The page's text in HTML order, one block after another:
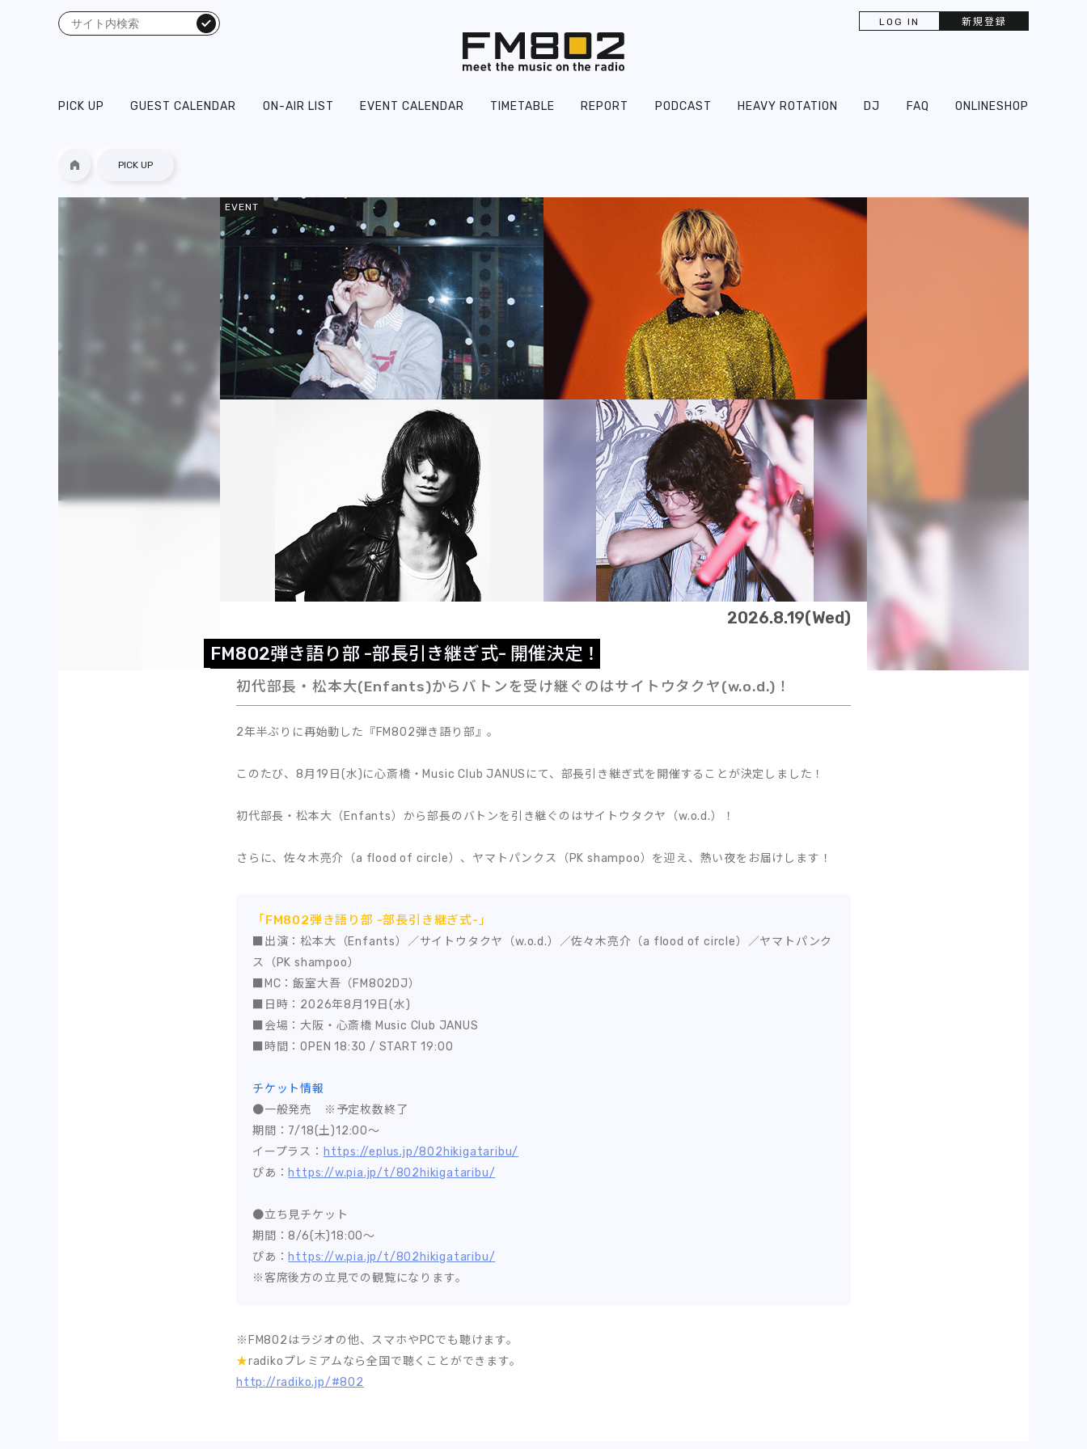
LOG IN 新規登録
検索
PICK UP GUEST CALENDAR ON-AIR LIST EVENT CALENDAR TIMETABLE REPORT PODCAST HEAVY ROTATION DJ FAQ ONLINESHOP
PICK UP
EVENT
2026.8.19(Wed)
FM802弾き語り部 -部長引 き継ぎ式- 開催決定 ！
初代部長・松本大(Enfants)からバトンを受け継ぐのはサイトウタクヤ(w.o.d.)！
2年半ぶりに再始動した『FM802弾き語り部』。
このたび、8月19日(水)に心斎橋・Music Club JANUSにて、部長引き継ぎ式を開催することが決定しました！
初代部長・松本大（Enfants）から部長のバトンを引き継ぐのはサイトウタクヤ（w.o.d.）！
さらに、佐々木亮介（a flood of circle）、ヤマトパンクス（PK shampoo）を迎え、熱い夜をお届けします！
「FM802弾き語り部 -部長引き継ぎ式-」
■出演：松本大（Enfants）／サイトウタクヤ（w.o.d.）／佐々木亮介（a flood of circle）／ヤマトパンク
ス（PK shampoo）
■MC：飯室大吾（FM802DJ）
■日時：2026年8月19日(水)
■会場：大阪・心斎橋 Music Club JANUS
■時間：OPEN 18:30 / START 19:00
チケット情報
●一般発売 ※予定枚数終了
期間：7/18(土)12:00～
イープラス： https://eplus.jp/802hikigataribu/
ぴあ： https://w.pia.jp/t/802hikigataribu/
●立ち見チケット
期間：8/6(木)18:00～
ぴあ： https://w.pia.jp/t/802hikigataribu/
※客席後方の立見での観覧になります。
※FM802はラジオの他、スマホやPCでも聴けます。
★radikoプレミアムなら全国で聴くことができます。
http://radiko.jp/#802